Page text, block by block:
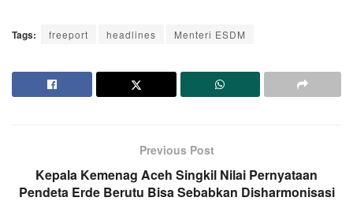
Tags: freeport headlines Menteri ESDM
Previous Post
Kepala Kemenag Aceh Singkil Nilai Pernyataan
Pendeta Erde Berutu Bisa Sebabkan Disharmonisasi